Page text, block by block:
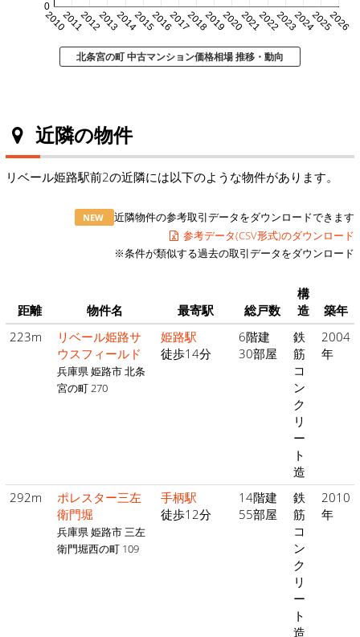
20102011201220132014201520162017201820192020202120222023202420252026
0
北条宮の町 中古マンション価格相場 推移・動向
近隣の物件
リベール姫路駅前2の近隣には以下のような物件があります。
NEW
近隣物件の参考取引データをダウンロードできます
参考データ(CSV形式)のダウンロード
※条件が類似する過去の取引データをダウンロード
距離 物件名 最寄駅 総戸数
構
造
築年
223m
リベール姫路サ
ウスフィールド
兵庫県 姫路市 北条
宮の町 270
姫路駅
徒歩14分
6階建
30部屋
鉄
筋
コ
ン
ク
リ
ー
ト
造
2004
年
292m
ポレスター三左
衛門堀
兵庫県 姫路市 三左
衛門堀西の町 109
手柄駅
徒歩12分
14階建
55部屋
鉄
筋
コ
ン
ク
リ
ー
ト
造
2010
年